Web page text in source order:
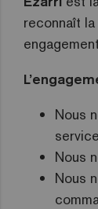
reconnaît
Nous
Nous
Nous